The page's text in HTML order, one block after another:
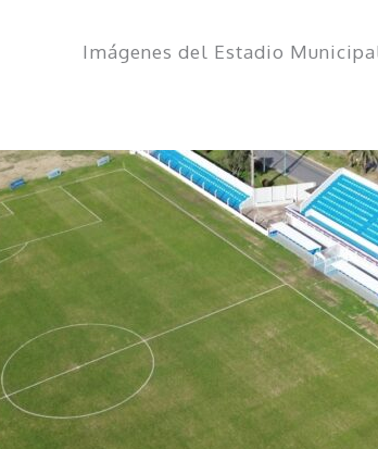
Imágenes del Estadio